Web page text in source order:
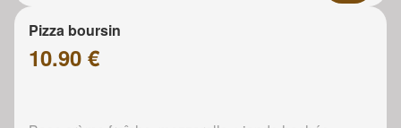
Pizza boursin
10.90 €